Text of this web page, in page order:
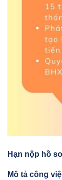
Hạn nộp hồ
Mô tả công